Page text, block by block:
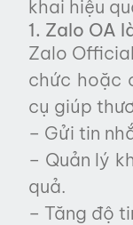
khai hiệu
1. Zalo OA
Zalo
chức hoặc
cụ giúp
– Gửi tin
– Quản lý
quả.
– Tăng độ